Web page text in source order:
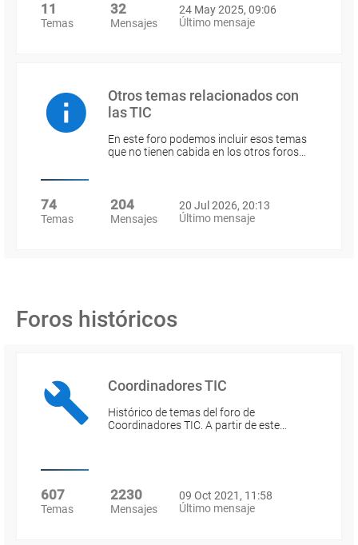
11
Temas
32
Mensajes
24 May 2025, 09:06
Último mensaje
Otros temas relacionados con
las TIC
En este foro podemos incluir esos temas
que no tienen cabida en los otros foros…
74
Temas
204
Mensajes
20 Jul 2026, 20:13
Último mensaje
Foros históricos
Coordinadores TIC
Histórico de temas del foro de
Coordinadores TIC. A partir de este…
607
Temas
2230
Mensajes
09 Oct 2021, 11:58
Último mensaje